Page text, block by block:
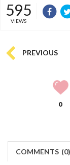
595
VIEWS
PREVIOUS
0
COMMENTS (0)